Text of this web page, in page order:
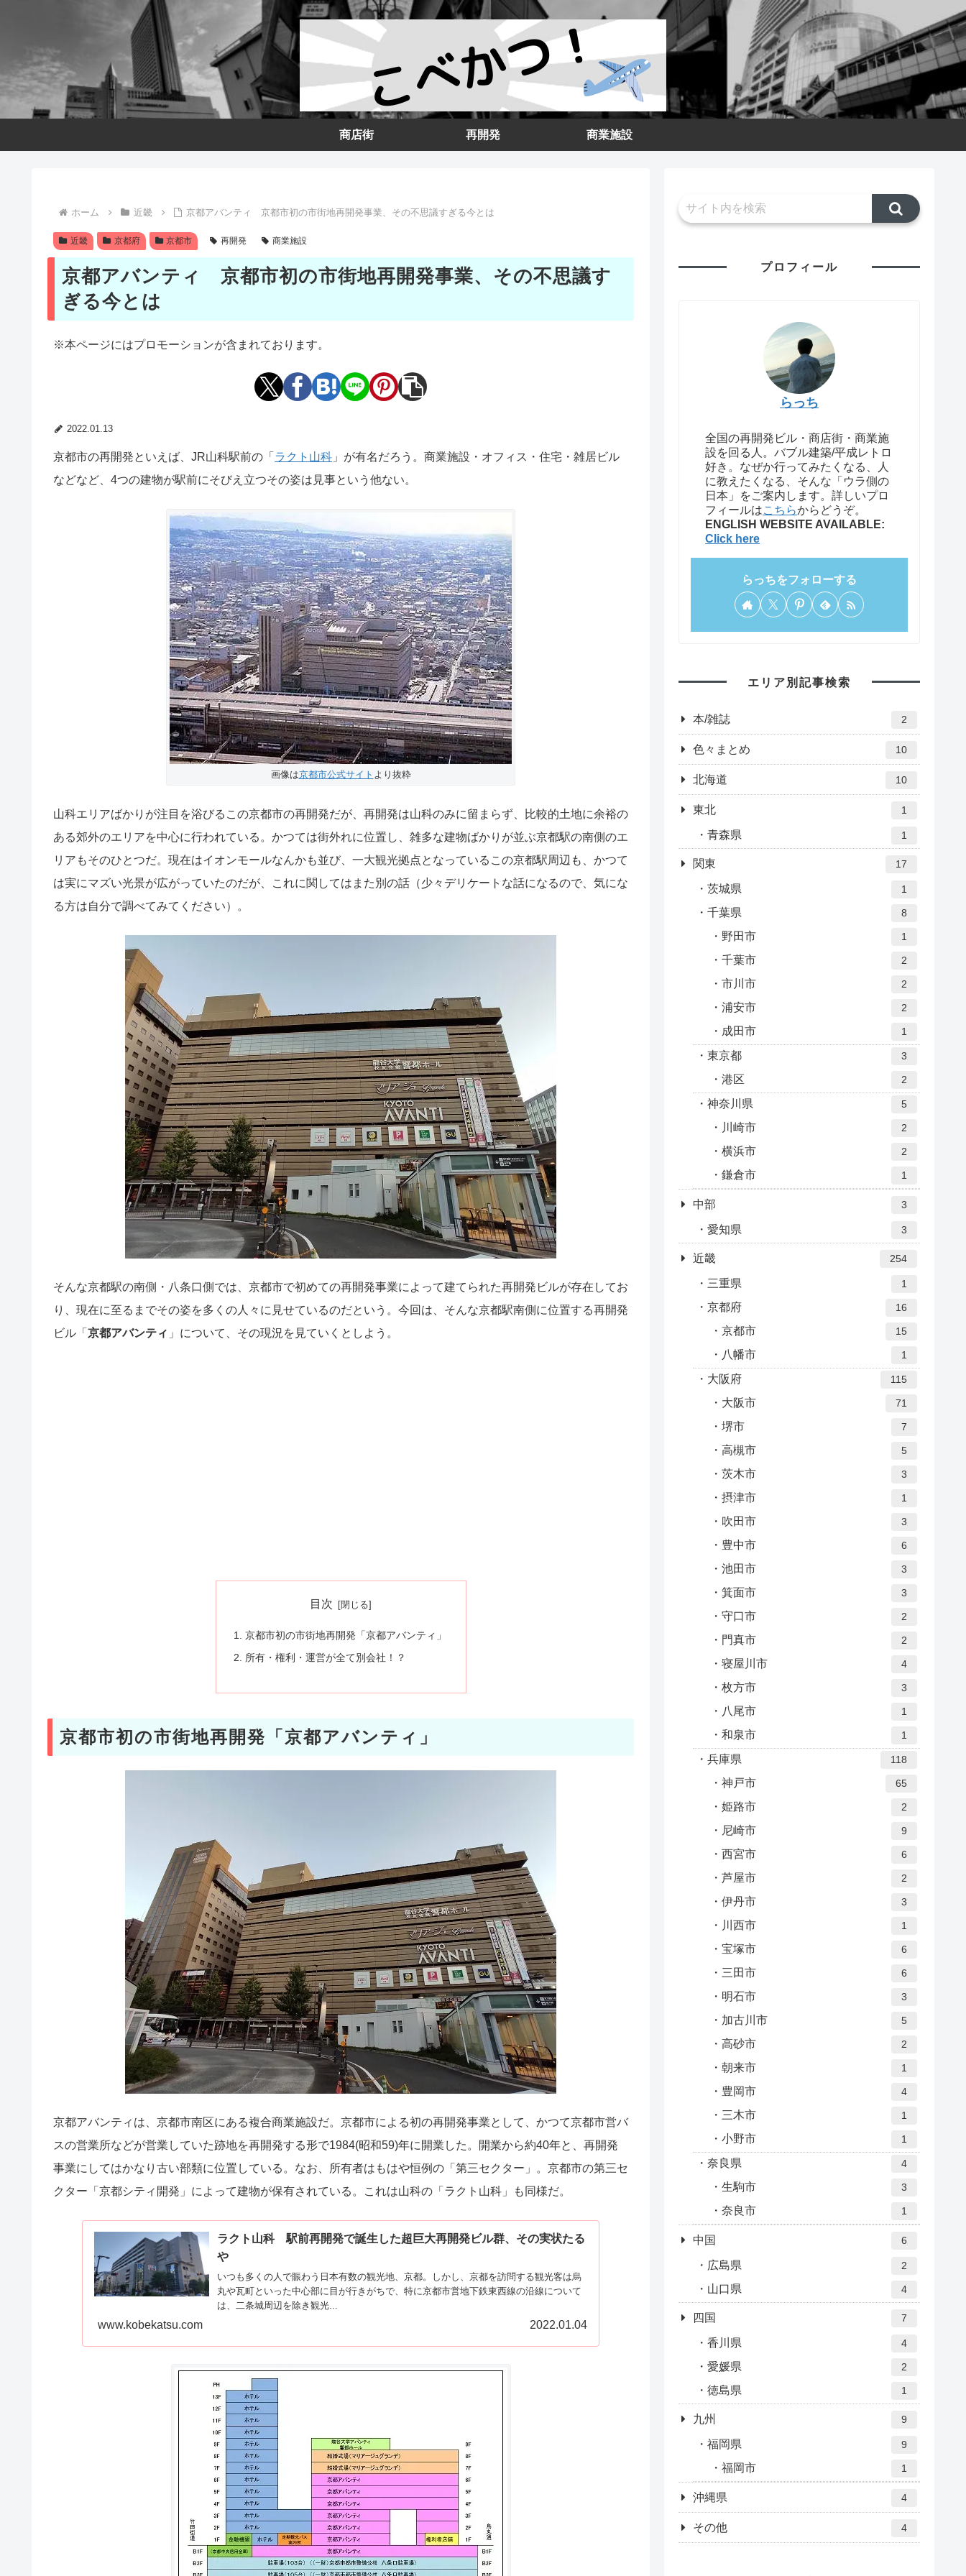
商店街 再開発 商業施設
ホーム 近畿 京都アバンティ 京都市初の市街地再開発事業、その不思議すぎる今とは
近畿 京都府 京都市 再開発 商業施設
京都アバンティ 京都市初の市街地再開発事業、その不思議す
ぎる今とは
※本ページにはプロモーションが含まれております。
2022.01.13
京都市の再開発といえば、JR山科駅前の「 ラクト山科 」が有名だろう。商業施設・オフィス・住宅・雑居ビル
などなど、4つの建物が駅前にそびえ立つその姿は見事という他ない。
画像は京都市公式サイト より抜粋
山科エリアばかりが注目を浴びるこの京都市の再開発だが、再開発は山科のみに留まらず、比較的土地に余裕の
ある郊外のエリアを中心に行われている。かつては街外れに位置し、雑多な建物ばかりが並ぶ京都駅の南側のエ
リアもそのひとつだ。現在はイオンモールなんかも並び、一大観光拠点となっているこの京都駅周辺も、かつて
は実にマズい光景が広がっていたのだが、これに関してはまた別の話（少々デリケートな話になるので、気にな
る方は自分で調べてみてください）。
そんな京都駅の南側・八条口側では、京都市で初めての再開発事業によって建てられた再開発ビルが存在してお
り、現在に至るまでその姿を多くの人々に見せているのだという。今回は、そんな京都駅南側に位置する再開発
ビル「 京都アバンティ 」について、その現況を見ていくとしよう。
目次
京都市初の市街地再開発「京都アバンティ」
所有・権利・運営が全て別会社！？
京都市初の市街地再開発「京都アバンティ」
京都アバンティは、京都市南区にある複合商業施設だ。京都市による初の再開発事業として、かつて京都市営バ
スの営業所などが営業していた跡地を再開発する形で1984(昭和59)年に開業した。開業から約40年と、再開発
事業にしてはかなり古い部類に位置している。なお、所有者はもはや恒例の「第三セクター」。京都市の第三セ
クター「京都シティ開発」によって建物が保有されている。これは山科の「ラクト山科」も同様だ。
ラクト山科 駅前再開発で誕生した超巨大再開発ビル群、その実状たる
や
いつも多くの人で賑わう日本有数の観光地、京都。しかし、京都を訪問する観光客は烏
丸や瓦町といった中心部に目が行きがちで、特に京都市営地下鉄東西線の沿線について
は、二条城周辺を除き観光...
www.kobekatsu.com 2022.01.04
プロフィール
らっち
全国の再開発ビル・商店街・商業施
設を回る人。バブル建築/平成レトロ
好き。なぜか行ってみたくなる、人
に教えたくなる、そんな「ウラ側の
日本」をご案内します。詳しいプロ
フィールはこちらからどうぞ。
ENGLISH WEBSITE AVAILABLE:
Click here
らっちをフォローする
エリア別記事検索
本/雑誌 2
色々まとめ 10
北海道 10
東北 1
青森県 1
関東 17
茨城県 1
千葉県 8
野田市 1
千葉市 2
市川市 2
浦安市 2
成田市 1
東京都 3
港区 2
神奈川県 5
川崎市 2
横浜市 2
鎌倉市 1
中部 3
愛知県 3
近畿 254
三重県 1
京都府 16
京都市 15
八幡市 1
大阪府 115
大阪市 71
堺市 7
高槻市 5
茨木市 3
摂津市 1
吹田市 3
豊中市 6
池田市 3
箕面市 3
守口市 2
門真市 2
寝屋川市 4
枚方市 3
八尾市 1
和泉市 1
兵庫県 118
神戸市 65
姫路市 2
尼崎市 9
西宮市 6
芦屋市 2
伊丹市 3
川西市 1
宝塚市 6
三田市 6
明石市 3
加古川市 5
高砂市 2
朝来市 1
豊岡市 4
三木市 1
小野市 1
奈良県 4
生駒市 3
奈良市 1
中国 6
広島県 2
山口県 4
四国 7
香川県 4
愛媛県 2
徳島県 1
九州 9
福岡県 9
福岡市 1
沖縄県 4
その他 4